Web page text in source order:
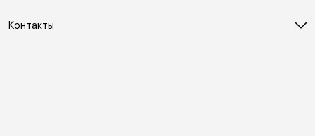
Контакты